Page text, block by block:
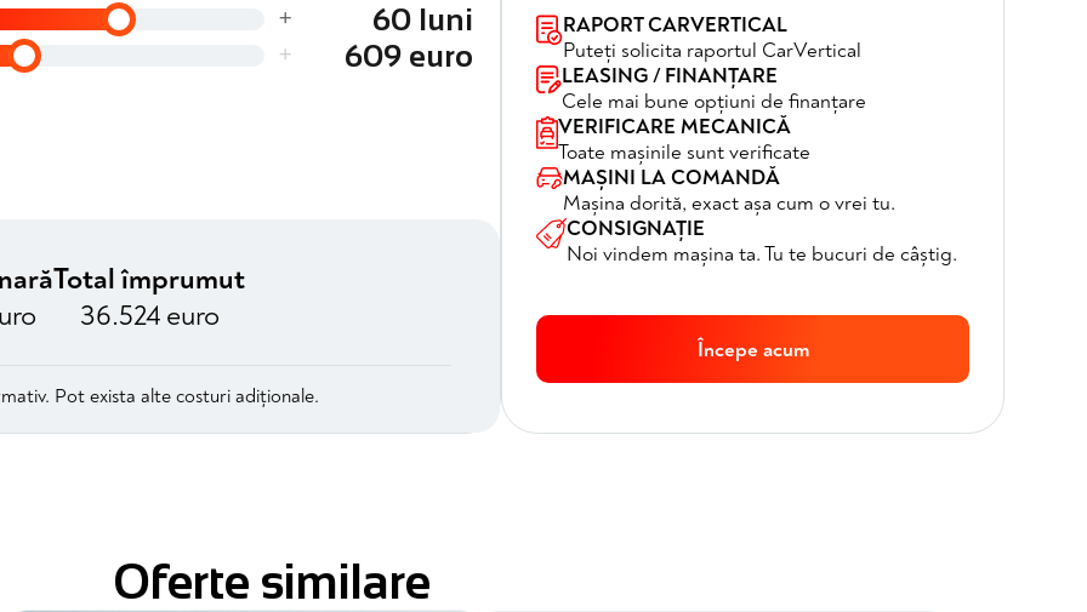
+
60 luni
+ 609 euro
Total împrumut
36.524 euro
Pot exista alte costuri adiționale.
RAPORT CARVERTICAL
Puteți solicita raportul CarVertical
LEASING / FINANȚARE
Cele mai bune opțiuni de finanțare
VERIFICARE MECANICĂ
Toate mașinile sunt verificate
MAȘINI LA COMANDĂ
Mașina dorită, exact așa cum o vrei tu.
CONSIGNAȚIE
Noi vindem mașina ta. Tu te bucuri de câștig.
Începe acum
Oferte similare